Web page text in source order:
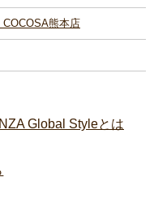
熊本店